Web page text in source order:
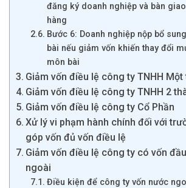
đăng ký doanh nghiệp và bàn
hàng
Bước 6: Doanh nghiệp nộp bổ
bài nếu giảm vốn khiến thay đổi
môn bài
Giảm vốn điều lệ công ty TNHH Một
Giảm vốn điều lệ công ty TNHH 2
Giảm vốn điều lệ công ty Cổ Phần
Xử lý vi phạm hành chính đối với
góp vốn đủ vốn điều lệ
Giảm vốn điều lệ công ty có vốn
ngoài
Điều kiện để công ty vốn nước